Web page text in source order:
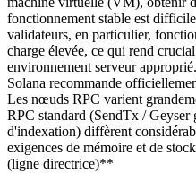
fonctionnement stable est
validateurs, en particulier,
charge élevée, ce qui rend
environnement serveur approprié.
Solana recommande
Les nœuds RPC varient
RPC standard (SendTx /
d'indexation) diffèrent
exigences de mémoire et de
(ligne directrice)**